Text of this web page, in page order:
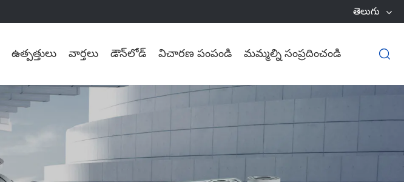
తెలుగు
ఉత్పత్తులు వార్తలు డౌన్‌లోడ్ విచారణ పంపండి మమ్మల్ని సంప్రదించండి 